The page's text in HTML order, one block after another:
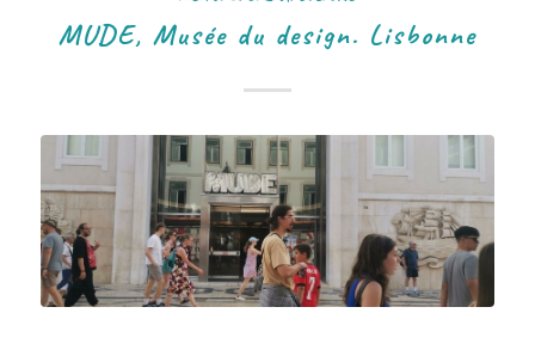
MUDE, Musée du design. Lisbonne